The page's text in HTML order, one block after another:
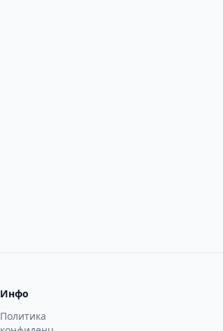
Инфо
Политика